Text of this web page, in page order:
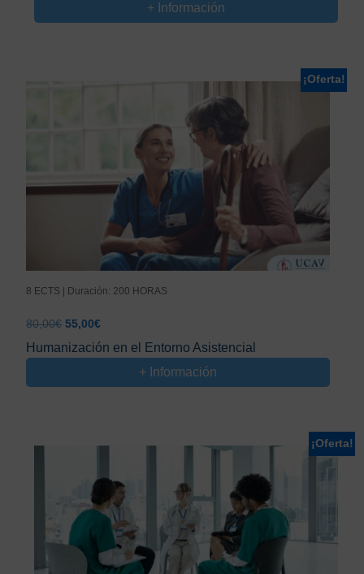
85,00€.55,00€.
+ Información
¡Oferta!
8 ECTS | Duración: 200 HORAS
80,00€ El
precio
original
80,00€.
55,00€El
precio
actual
55,00€.
Humanización en el Entorno Asistencial
+ Información
¡Oferta!